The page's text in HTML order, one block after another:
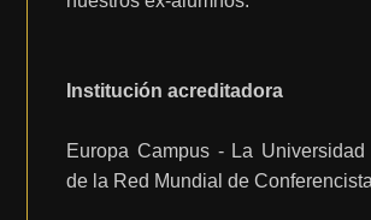
Institución acreditadora
Europa Campus - La Universidad
de la Red Mundial de